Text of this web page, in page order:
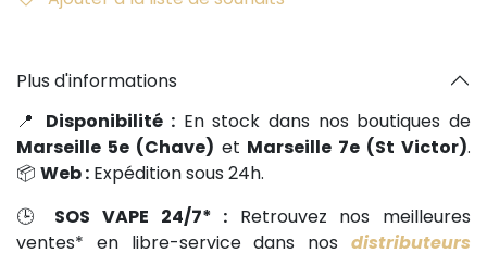
Plus d'informations
📍 Disponibilité : En stock dans nos boutiques de
Marseille 5e (Chave) et Marseille 7e (St Victor).
📦 Web : Expédition sous 24h.
🕒 SOS VAPE 24/7* : Retrouvez nos meilleures
ventes* en libre-service dans nos distributeurs